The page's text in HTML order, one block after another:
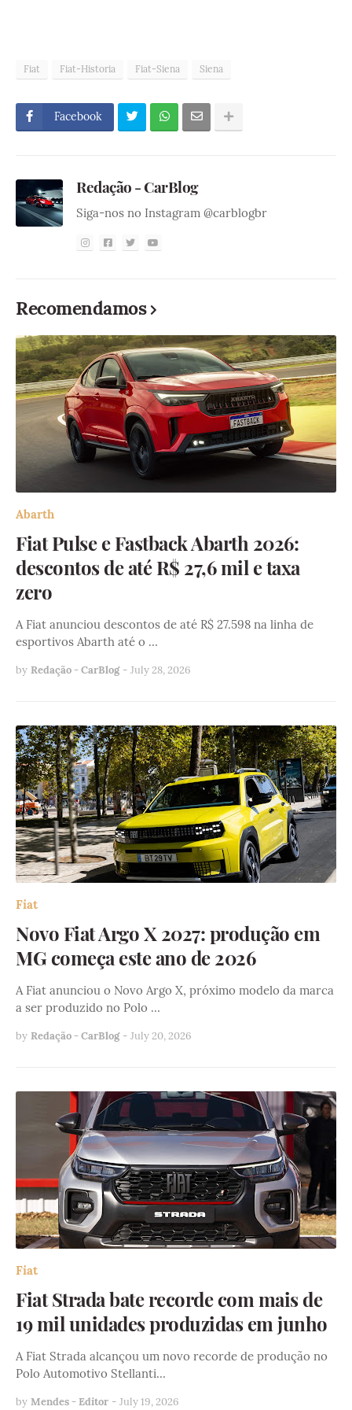
Fiat Fiat-Historia Fiat-Siena Siena
Facebook
Redação - CarBlog
Siga-nos no Instagram @carblogbr
Recomendamos
Abarth
Fiat Pulse e Fastback Abarth 2026:
descontos de até R$ 27,6 mil e taxa
zero
A Fiat anunciou descontos de até R$ 27.598 na linha de
esportivos Abarth até o …
by Redação - CarBlog - July 28, 2026
Fiat
Novo Fiat Argo X 2027: produção em
MG começa este ano de 2026
A Fiat anunciou o Novo Argo X, próximo modelo da marca
a ser produzido no Polo …
by Redação - CarBlog - July 20, 2026
Fiat
Fiat Strada bate recorde com mais de
19 mil unidades produzidas em junho
A Fiat Strada alcançou um novo recorde de produção no
Polo Automotivo Stellanti…
by Mendes - Editor - July 19, 2026